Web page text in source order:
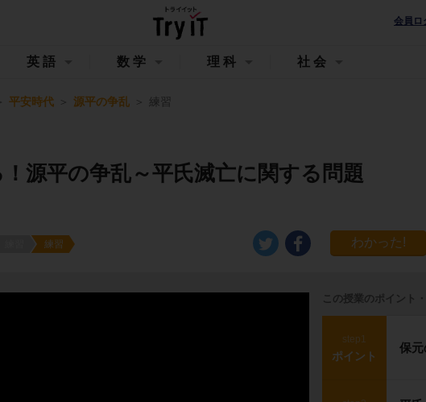
会員ロ
英語 数学 理科 社会
平安時代 源平の争乱 練習
源平の争乱～平氏滅亡に関する問題
練習
この授業のポイント
step1
ポイント
保